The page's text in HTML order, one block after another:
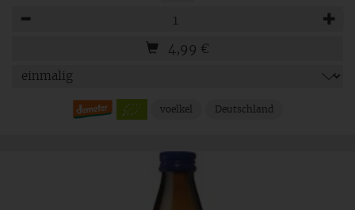
4,99 €
voelkel Deutschland